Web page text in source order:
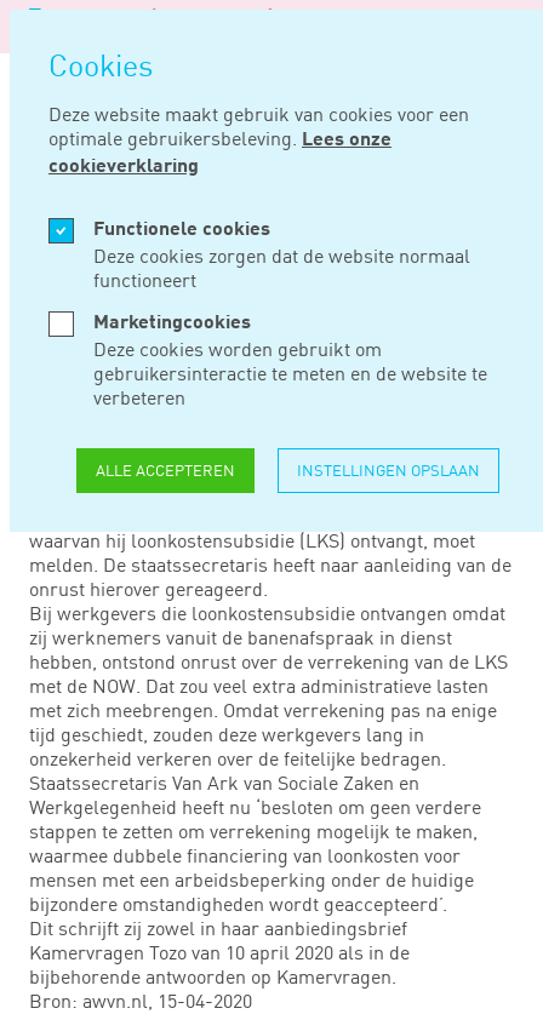
overslaan
Cookies
Deze website maakt gebruik van cookies voor een
optimale gebruikersbeleving. Lees onze
cookieverklaring
Functionele cookies
Deze cookies zorgen dat de website normaal
functioneert
Marketingcookies
Deze cookies worden gebruikt om
gebruikersinteractie te meten en de website te
verbeteren
ALLE ACCEPTEREN INSTELLINGEN OPSLAAN
Logo
Noord
Negentig
Home Nieuws
APR 21, 2020
GEEN VERREKENING
MET NOW
In de NOW-regeling staat dat een werkgever die gebruik
waarvan hij loonkostensubsidie (LKS) ontvangt, moet
melden. De staatssecretaris heeft naar aanleiding van de
onrust hierover gereageerd.
Bij werkgevers die loonkostensubsidie ontvangen omdat
zij werknemers vanuit de banenafspraak in dienst
hebben, ontstond onrust over de verrekening van de LKS
met de NOW. Dat zou veel extra administratieve lasten
met zich meebrengen. Omdat verrekening pas na enige
tijd geschiedt, zouden deze werkgevers lang in
onzekerheid verkeren over de feitelijke bedragen.
Staatssecretaris Van Ark van Sociale Zaken en
Werkgelegenheid heeft nu ‘besloten om geen verdere
stappen te zetten om verrekening mogelijk te maken,
waarmee dubbele financiering van loonkosten voor
mensen met een arbeidsbeperking onder de huidige
bijzondere omstandigheden wordt geaccepteerd’.
Dit schrijft zij zowel in haar aanbiedingsbrief
Kamervragen Tozo van 10 april 2020 als in de
bijbehorende antwoorden op Kamervragen.
Bron: awvn.nl, 15-04-2020